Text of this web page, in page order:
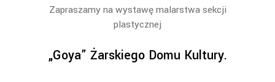
Zapraszamy na wystawę malarstwa sekcji
plastycznej
„Goya” Żarskiego Domu Kultury.